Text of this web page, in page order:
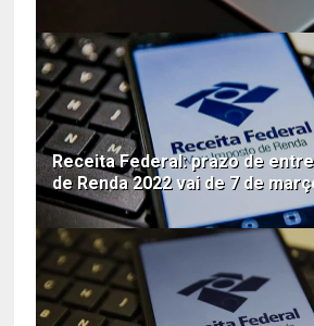
Receita Federal: prazo de
de Renda 2022 vai de 7 de